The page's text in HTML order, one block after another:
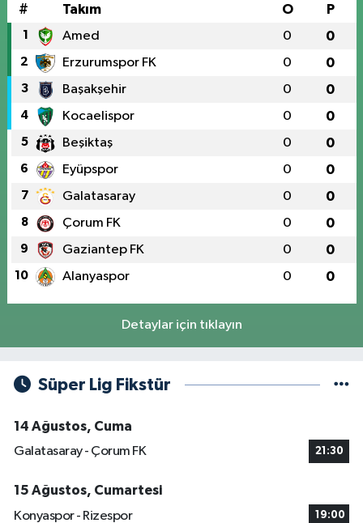
# Takım O P
1 Amed 0 0
2 Erzurumspor FK 0 0
3 Başakşehir 0 0
4 Kocaelispor 0 0
5 Beşiktaş 0 0
6 Eyüpspor 0 0
7 Galatasaray 0 0
8 Çorum FK 0 0
9 Gaziantep FK 0 0
10 Alanyaspor 0 0
Detaylar için tıklayın
Süper Lig Fikstür
14 Ağustos, Cuma
Galatasaray - Çorum FK
21:30
15 Ağustos, Cumartesi
Konyaspor - Rizespor
19:00